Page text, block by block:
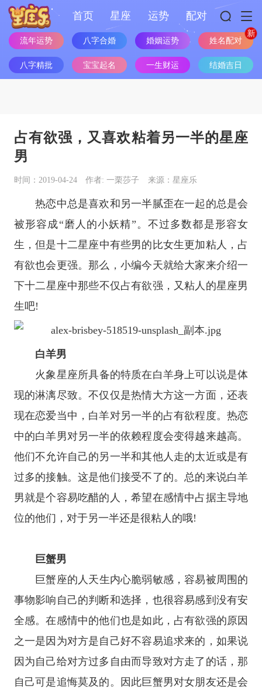
首页 星座 运势 配对
流年运势 八字合婚 婚姻运势 姓名配对
八字精批 宝宝起名 一生财运 结婚吉日
占有欲强，又喜欢粘着另一半的星座
男
时间：2019-04-24 作者: 一栗莎子 来源：星座乐
热恋中总是喜欢和另一半腻歪在一起的总是会
被形容成“磨人的小妖精”。不过多数都是形容女
生，但是十二星座中有些男的比女生更加粘人，占
有欲也会更强。那么，小编今天就给大家来介绍一
下十二星座中那些不仅占有欲强，又粘人的星座男
生吧!
白羊男
火象星座所具备的特质在白羊身上可以说是体
现的淋漓尽致。不仅仅是热情大方这一方面，还表
现在恋爱当中，白羊对另一半的占有欲程度。热恋
中的白羊男对另一半的依赖程度会变得越来越高。
他们不允许自己的另一半和其他人走的太近或是有
过多的接触。这是他们接受不了的。总的来说白羊
男就是个容易吃醋的人，希望在感情中占据主导地
位的他们，对于另一半还是很粘人的哦!
巨蟹男
巨蟹座的人天生内心脆弱敏感，容易被周围的
事物影响自己的判断和选择，也很容易感到没有安
全感。在感情中的他们也是如此，占有欲强的原因
之一是因为对方是自己好不容易追求来的，如果说
因为自己给对方过多自由而导致对方走了的话，那
自己可是追悔莫及的。因此巨蟹男对女朋友还是会